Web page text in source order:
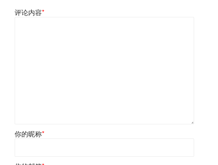
评论内容*
你的昵称*